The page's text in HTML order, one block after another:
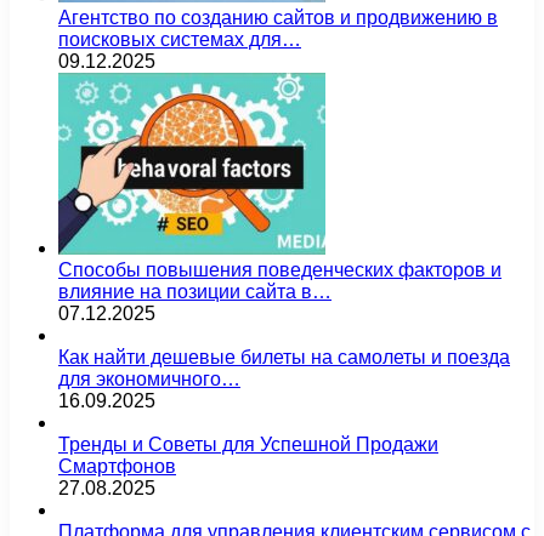
Агентство по созданию сайтов и продвижению в
поисковых системах для…
09.12.2025
Способы повышения поведенческих факторов и
влияние на позиции сайта в…
07.12.2025
Как найти дешевые билеты на самолеты и поезда
для экономичного…
16.09.2025
Тренды и Советы для Успешной Продажи
Смартфонов
27.08.2025
Платформа для управления клиентским сервисом с